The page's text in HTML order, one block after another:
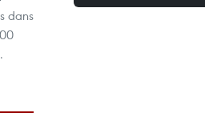
dans